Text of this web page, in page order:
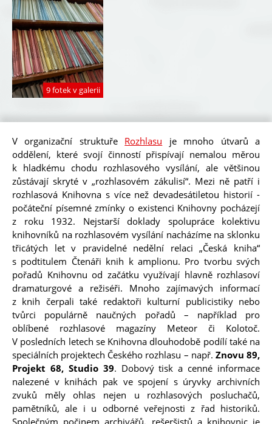
9 fotek v galerii
Shar Shar Shar Send Print
Pl
V organizační struktuře Rozhlasu je mnoho útvarů a
oddělení, které svojí činností přispívají nemalou měrou
k hladkému chodu rozhlasového vysílání, ale většinou
zůstávají skryté v „rozhlasovém zákulisí“. Mezi ně patří i
rozhlasová Knihovna s více než devadesátiletou historií -
počáteční písemné zmínky o existenci Knihovny pocházejí
z roku 1932. Nejstarší doklady spolupráce kolektivu
knihovníků na rozhlasovém vysílání nacházíme na sklonku
třicátých let v pravidelné nedělní relaci „Česká kniha“
s podtitulem Čtenáři knih k amplionu. Pro tvorbu svých
pořadů Knihovnu od začátku využívají hlavně rozhlasoví
dramaturgové a režiséři. Mnoho zajímavých informací
z knih čerpali také redaktoři kulturní publicistiky nebo
tvůrci populárně naučných pořadů – například pro
oblíbené rozhlasové magazíny Meteor či Kolotoč.
V posledních letech se Knihovna dlouhodobě podílí také na
speciálních projektech Českého rozhlasu – např. Znovu 89,
Projekt 68, Studio 39. Dobový tisk a cenné informace
nalezené v knihách pak ve spojení s úryvky archivních
zvuků měly ohlas nejen u rozhlasových posluchačů,
pamětníků, ale i u odborné veřejnosti z řad historiků.
Společným počinem archivářů, rešeršistů a knihovnic je